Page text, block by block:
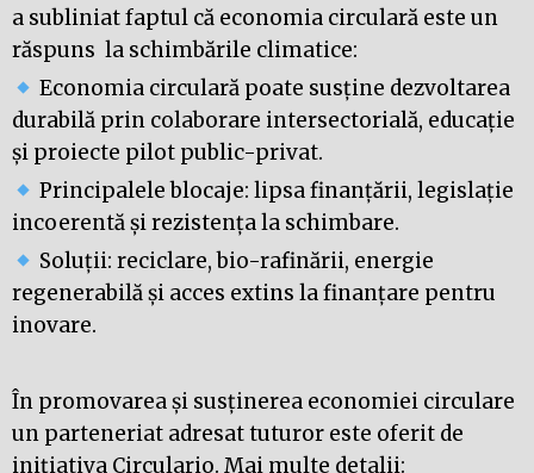
a subliniat faptul că economia circulară este un
răspuns la schimbările climatice:
Economia circulară poate susține dezvoltarea
durabilă prin colaborare intersectorială, educație
și proiecte pilot public-privat.
Principalele blocaje: lipsa finanțării, legislație
incoerentă și rezistența la schimbare.
Soluții: reciclare, bio-rafinării, energie
regenerabilă și acces extins la finanțare pentru
inovare.
În promovarea și susținerea economiei circulare
un parteneriat adresat tuturor este oferit de
inițiativa Circulario. Mai multe detalii: